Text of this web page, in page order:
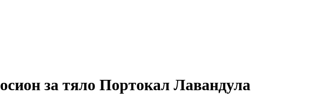
за тяло Портокал Лавандула